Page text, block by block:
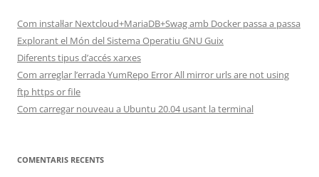
Com instal·lar Nextcloud+MariaDB+Swag amb Docker passa a passa
Explorant el Món del Sistema Operatiu GNU Guix
Diferents tipus d’accés xarxes
Com arreglar l’errada YumRepo Error All mirror urls are not using
ftp https or file
Com carregar nouveau a Ubuntu 20.04 usant la terminal
COMENTARIS RECENTS